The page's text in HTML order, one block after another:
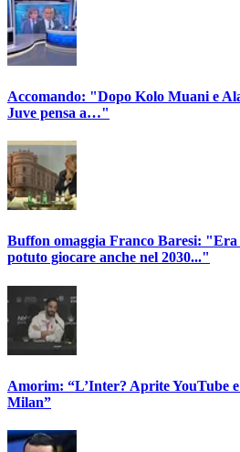
Accomando: "Dopo Kolo Muani e
Juve pensa a…"
Buffon omaggia Franco Baresi:
potuto giocare anche nel 2030..."
Amorim: “L’Inter? Aprite YouTube
Milan”